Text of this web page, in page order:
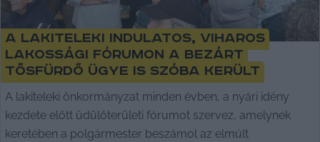
A lakiteleki indulatos, viharos
lakossági fórumon a bezárt
Tősfürdő ügye is szóba került
A lakiteleki önkormányzat minden évben, a nyári idény
kezdete előtt üdülőterületi fórumot szervez, amelynek
keretében a polgármester beszámol az elmúlt